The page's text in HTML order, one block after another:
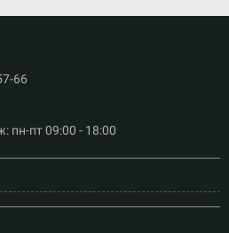
66
пн-пт 09:00 - 18:00